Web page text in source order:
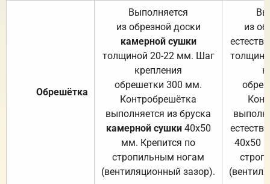
Обрешётка
Выполняется
из обрезной доски
камерной сушки
толщиной 20-22 мм. Шаг
крепления
обрешетки 300 мм.
Контробрешётка
выполняется из бруска
камерной сушки40х50
мм. Крепится по
стропильным ногам
(вентиляционный зазор).
из
40х50